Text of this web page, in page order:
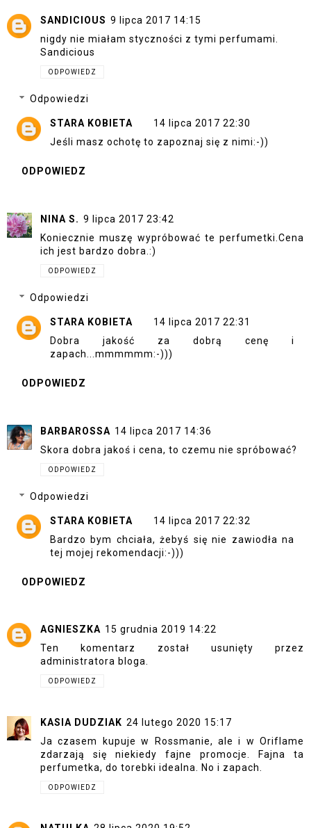
SANDICIOUS 9 lipca 2017 14:15
nigdy nie miałam styczności z tymi perfumami.
Sandicious
ODPOWIEDZ
Odpowiedzi
STARA KOBIETA
14 lipca 2017 22:30
Jeśli masz ochotę to zapoznaj się z nimi:-))
ODPOWIEDZ
NINA S. 9 lipca 2017 23:42
Koniecznie muszę wypróbować te perfumetki.Cena
ich jest bardzo dobra.:)
ODPOWIEDZ
Odpowiedzi
STARA KOBIETA
14 lipca 2017 22:31
Dobra jakość za dobrą cenę i
zapach...mmmmmm:-)))
ODPOWIEDZ
BARBAROSSA 14 lipca 2017 14:36
Skora dobra jakoś i cena, to czemu nie spróbować?
ODPOWIEDZ
Odpowiedzi
STARA KOBIETA
14 lipca 2017 22:32
Bardzo bym chciała, żebyś się nie zawiodła na
tej mojej rekomendacji:-)))
ODPOWIEDZ
AGNIESZKA 15 grudnia 2019 14:22
Ten komentarz został usunięty przez
administratora bloga.
ODPOWIEDZ
KASIA DUDZIAK 24 lutego 2020 15:17
Ja czasem kupuje w Rossmanie, ale i w Oriflame
zdarzają się niekiedy fajne promocje. Fajna ta
perfumetka, do torebki idealna. No i zapach.
ODPOWIEDZ